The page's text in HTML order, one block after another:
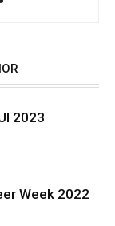
2023
Week 2022